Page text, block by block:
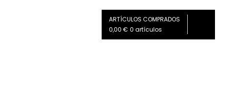
ARTÍCULOS COMPRADOS
0,00 € 0 artículos